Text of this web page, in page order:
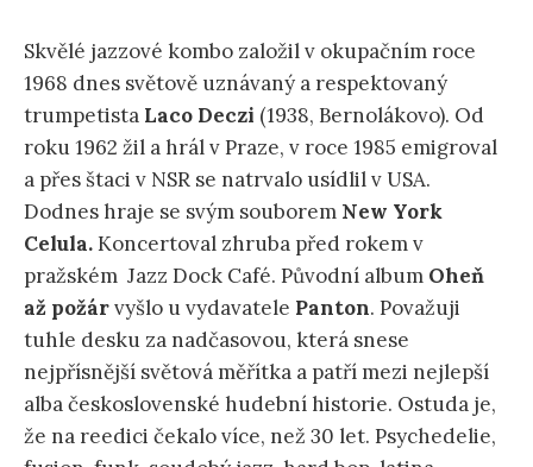
Skvělé jazzové kombo založil v okupačním roce
1968 dnes světově uznávaný a respektovaný
trumpetista Laco Deczi (1938, Bernolákovo). Od
roku 1962 žil a hrál v Praze, v roce 1985 emigroval
a přes štaci v NSR se natrvalo usídlil v USA.
Dodnes hraje se svým souborem New York
Celula.Koncertoval zhruba před rokem v
pražském Jazz Dock Café. Původní album Oheň
až požárvyšlo u vydavatele Panton. Považuji
tuhle desku za nadčasovou, která snese
nejpřísnější světová měřítka a patří mezi nejlepší
alba československé hudební historie. Ostuda je,
že na reedici čekalo více, než 30 let. Psychedelie,